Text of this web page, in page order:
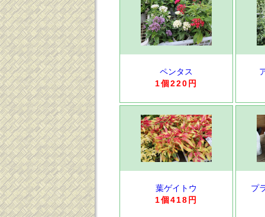
ペンタス
1個220円
葉ゲイトウ
1個418円
プ